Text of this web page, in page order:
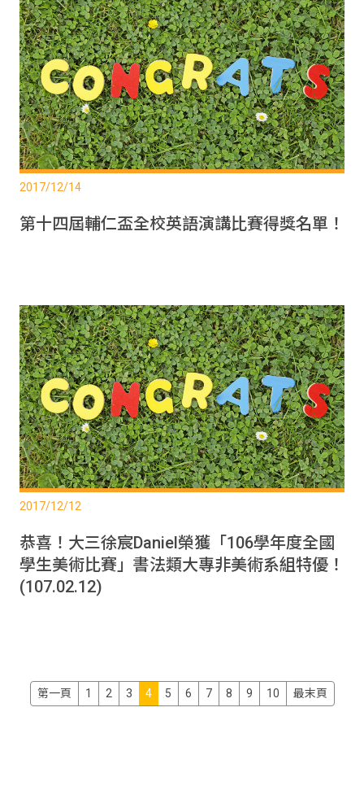
2017/12/14
第十四屆輔仁盃全校英語演講比賽得獎名單！
2017/12/12
恭喜！大三徐宸Daniel榮獲「106學年度全國
學生美術比賽」書法類大專非美術系組特優！
(107.02.12)
第一頁 1 2 3 4 5 6 7 8 9 10 最末頁